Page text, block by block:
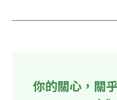
你的關心，關